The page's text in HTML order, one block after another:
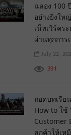
ฉลอง 100
อย่างยิ่งให
เน็ทเวิร์คร
ผ่านทุกการ
July 22,
391
ถอดบทเรียน
How to ใช้
Customer
ลูกค้าให้เห